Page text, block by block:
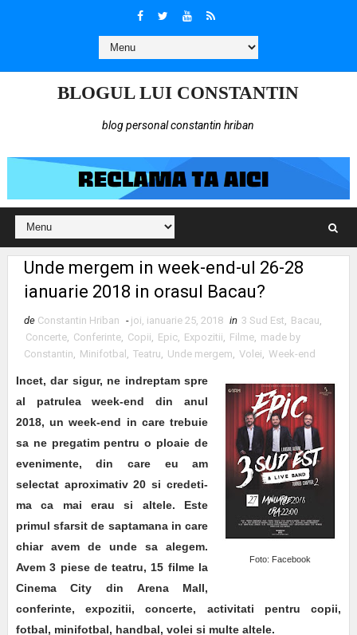
BLOGUL LUI CONSTANTIN
blog personal constantin hriban
Unde mergem in week-end-ul 26-28
ianuarie 2018 in orasul Bacau?
de Constantin Hriban - joi, ianuarie 25, 2018 in 3 Sud Est, Bacau,
Concerte, Conferinte, Copii, Epic, Expozitii, Filme, made by
Constantin, Minifotbal , Teatru, Unde mergem, Volei, Week-end
Foto: Facebook
Incet, dar sigur, ne indreptam spre
al patrulea week-end din anul
2018, un week-end in care trebuie
sa ne pregatim pentru o ploaie de
evenimente, din care eu am
selectat aproximativ 20 si credeti-
ma ca mai erau si altele. Este
primul sfarsit de saptamana in care
chiar avem de unde sa alegem.
Avem 3 piese de teatru, 15 filme la
Cinema City din Arena Mall,
conferinte, expozitii, concerte, activitati pentru copii,
fotbal, minifotbal, handbal, volei si multe altele.